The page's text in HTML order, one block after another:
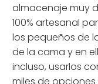
almacenaje muy
100% artesanal
los pequeños de
de la cama y en
incluso, usarlos